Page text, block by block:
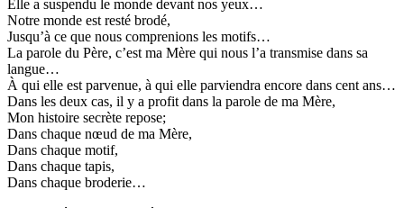
Elle a suspendu le monde devant nos yeux…
Notre monde est resté brodé,
Jusqu’à ce que nous comprenions les motifs…
La parole du Père, c’est ma Mère qui nous l’a transmise dans sa
langue…
À qui elle est parvenue, à qui elle parviendra encore dans cent ans…
Dans les deux cas, il y a profit dans la parole de ma Mère,
Mon histoire secrète repose;
Dans chaque nœud de ma Mère,
Dans chaque motif,
Dans chaque tapis,
Dans chaque broderie…